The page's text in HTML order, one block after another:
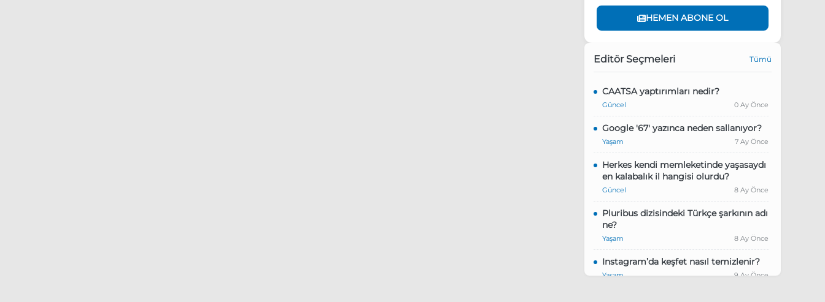
HEMEN ABONE OL
Editör Seçmeleri Tümü
CAATSA yaptırımları nedir?
Güncel 0 Ay Önce
Google '67' yazınca neden sallanıyor?
Yaşam 7 Ay Önce
Herkes kendi memleketinde yaşasaydı
en kalabalık il hangisi olurdu?
Güncel 8 Ay Önce
Pluribus dizisindeki Türkçe şarkının adı
ne?
Yaşam 8 Ay Önce
Instagram’da keşfet nasıl temizlenir?
Yaşam 9 Ay Önce